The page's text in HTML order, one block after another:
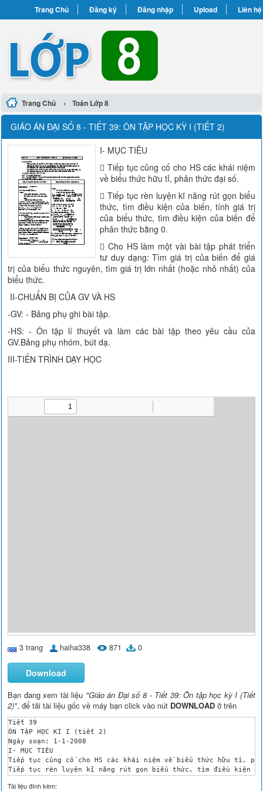
Trang Chủ Đăng ký Đăng nhập Upload Liên hệ
Trang Chủ › Toán Lớp 8
GIÁO ÁN ĐẠI SỐ 8 - TIẾT 39: ÔN TẬP HỌC KỲ I (TIẾT 2)
I- MỤC TIÊU
 Tiếp tục củng cố cho HS các khái niệm
về biểu thức hữu tỉ, phân thức đại số.
 Tiếp tục rèn luyện kĩ năng rút gọn biểu
thức, tìm điều kiện của biến, tính giá trị
của biểu thức, tìm điều kiện của biến để
phân thức bằng 0.
 Cho HS làm một vài bài tập phát triển
tư duy dạng: Tìm giá trị của biến để giá
trị của biểu thức nguyên, tìm giá trị lớn nhất (hoặc nhỏ nhất) của
biểu thức.
II-CHUẨN BỊ CỦA GV VÀ HS
-GV: - Bảng phụ ghi bài tập.
-HS: - Ôn tập lí thuyết và làm các bài tập theo yêu cầu của
GV.Bảng phụ nhóm, bút dạ.
III-TIẾN TRÌNH DẠY HỌC
3 trang haiha338 871 0
Download
Bạn đang xem tài liệu "Giáo án Đại số 8 - Tiết 39: Ôn tập học kỳ I (Tiết
2)", để tải tài liệu gốc về máy bạn click vào nút DOWNLOAD ở trên
Tiết 39
ÔN TẬP HỌC KÌ I (tiết 2)
Ngày soạn: 1-1-2008
I- MỤC TIÊU
Tiếp tục củng cố cho HS các khái niệm về biểu thức hữu tỉ,
Tiếp tục rèn luyện kĩ năng rút gọn biểu thức, tìm điều kiện
Cho HS làm một vài bài tập phát triển tư duy dạng: Tìm
II-CHUẨN BỊ CỦA GV VÀ HS
Tài liệu đính kèm: